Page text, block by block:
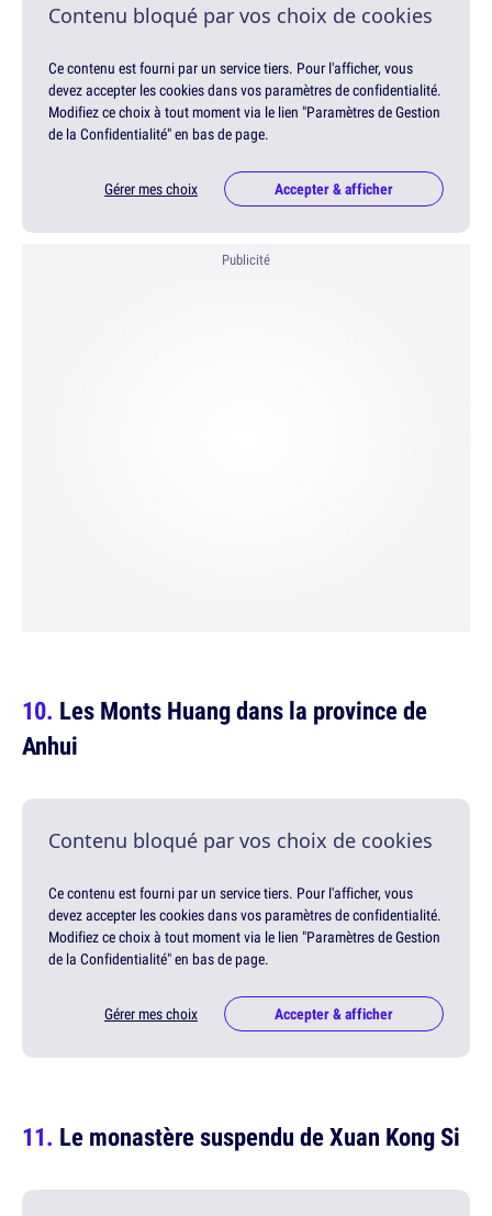
Contenu bloqué par vos choix de cookies
Ce contenu est fourni par un service tiers. Pour l'afficher, vous
devez accepter les cookies dans vos paramètres de confidentialité.
Modifiez ce choix à tout moment via le lien "Paramètres de Gestion
de la Confidentialité" en bas de page.
Gérer mes choix Accepter & afficher
Publicité
Les Monts Huang dans la province de
Anhui
Contenu bloqué par vos choix de cookies
Ce contenu est fourni par un service tiers. Pour l'afficher, vous
devez accepter les cookies dans vos paramètres de confidentialité.
Modifiez ce choix à tout moment via le lien "Paramètres de Gestion
de la Confidentialité" en bas de page.
Gérer mes choix Accepter & afficher
Le monastère suspendu de Xuan Kong Si